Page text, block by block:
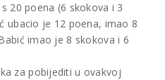
20 poena (6 skokova i 3
ubacio je 12 poena, imao 8
imao je 8 skokova i 6
za pobijediti u ovakvoj